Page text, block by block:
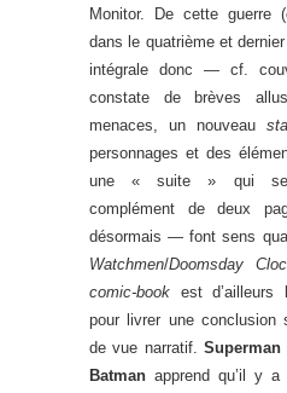
Monitor. De cette guerre
dans le quatrième et
intégrale donc — cf.
constate de brèves
menaces, un nouveau
personnages et des
une « suite » qui
complément de deux
désormais — font sens
Watchmen/Doomsday
comic-book est d’ailleurs
pour livrer une conclusion
de vue narratif. Superman
Batman apprend qu’il y